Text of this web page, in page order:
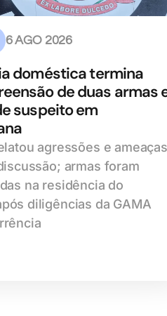
6 AGO 2026
doméstica termina
de duas armas
suspeito em
agressões e ameaças
armas foram
na residência do
diligências da GAMA